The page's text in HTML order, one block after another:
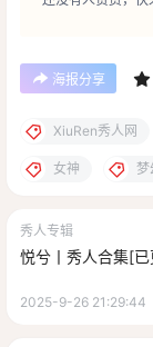
海报分享
XiuRen秀人网
女神 梦
秀人专辑
悦兮丨秀人合集[
2025-9-26 21:29:44